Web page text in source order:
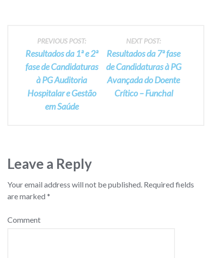
Post
navigation
PREVIOUS POST:
Resultados da 1ª e 2ª
fase de Candidaturas
à PG Auditoria
Hospitalar e Gestão
em Saúde
NEXT POST:
Resultados da 7ª fase
de Candidaturas à PG
Avançada do Doente
Crítico – Funchal
Leave a Reply
Your email address will not be published. Required fields
are marked *
Comment